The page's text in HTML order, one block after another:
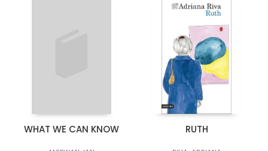
WHAT WE CAN KNOW RUTH